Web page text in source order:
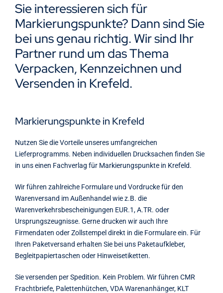
Kontakt
Sie interessieren sich für
Markierungspunkte? Dann sind Sie
bei uns genau richtig. Wir sind Ihr
Partner rund um das Thema
Verpacken, Kennzeichnen und
Versenden in Krefeld.
Markierungspunkte in Krefeld
Nutzen Sie die Vorteile unseres umfangreichen
Lieferprogramms. Neben individuellen Drucksachen finden Sie
in uns einen Fachverlag für Markierungspunkte in Krefeld.
Wir führen zahlreiche Formulare und Vordrucke für den
Warenversand im Außenhandel wie z.B. die
Warenverkehrsbescheinigungen EUR.1, A.TR. oder
Ursprungszeugnisse. Gerne drucken wir auch Ihre
Firmendaten oder Zollstempel direkt in die Formulare ein. Für
Ihren Paketversand erhalten Sie bei uns Paketaufkleber,
Begleitpapiertaschen oder Hinweisetiketten.
Sie versenden per Spedition. Kein Problem. Wir führen CMR
Frachtbriefe, Palettenhütchen, VDA Warenanhänger, KLT